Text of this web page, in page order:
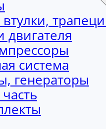
двигателя
система
генераторы